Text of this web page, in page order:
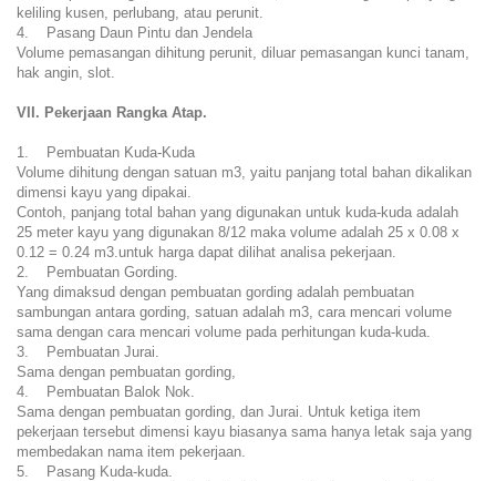
keliling kusen, perlubang, atau perunit.
4. Pasang Daun Pintu dan Jendela
Volume pemasangan dihitung perunit, diluar pemasangan kunci tanam,
hak angin, slot.
VII. Pekerjaan Rangka Atap.
1. Pembuatan Kuda-Kuda
Volume dihitung dengan satuan m3, yaitu panjang total bahan dikalikan
dimensi kayu yang dipakai.
Contoh, panjang total bahan yang digunakan untuk kuda-kuda adalah
25 meter kayu yang digunakan 8/12 maka volume adalah 25 x 0.08 x
0.12 = 0.24 m3.untuk harga dapat dilihat analisa pekerjaan.
2. Pembuatan Gording.
Yang dimaksud dengan pembuatan gording adalah pembuatan
sambungan antara gording, satuan adalah m3, cara mencari volume
sama dengan cara mencari volume pada perhitungan kuda-kuda.
3. Pembuatan Jurai.
Sama dengan pembuatan gording,
4. Pembuatan Balok Nok.
Sama dengan pembuatan gording, dan Jurai. Untuk ketiga item
pekerjaan tersebut dimensi kayu biasanya sama hanya letak saja yang
membedakan nama item pekerjaan.
5. Pasang Kuda-kuda.